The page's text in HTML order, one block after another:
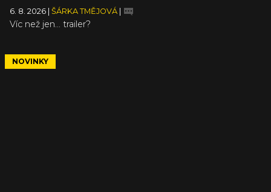
6. 8. 2026 | ŠÁRKA TMĚJOVÁ |
Víc než jen... trailer?
NOVINKY